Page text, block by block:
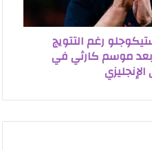
رغم التتويج
بعد موسم كارثي في